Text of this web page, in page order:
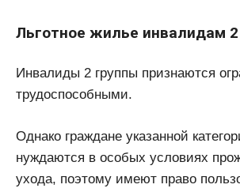
Льготное жилье инвалидам
Инвалиды 2 группы признаются
трудоспособными.
Однако граждане указанной
нуждаются в особых условиях
ухода, поэтому имеют право